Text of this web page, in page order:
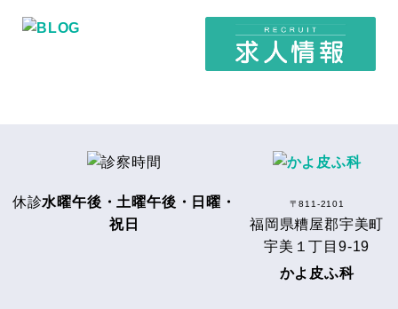
休診水曜午後・土曜午後・日曜・
祝日
〒811-2101
福岡県糟屋郡宇美町
宇美１丁目9-19
かよ皮ふ科